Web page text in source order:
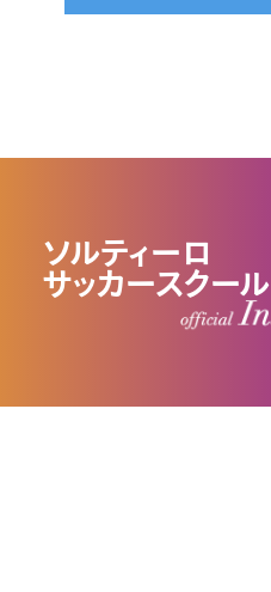
ソルティーロ
サッカースクール